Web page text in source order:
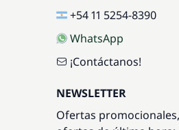
+54 11 5254-8390
WhatsApp
¡Contáctanos!
NEWSLETTER
Ofertas